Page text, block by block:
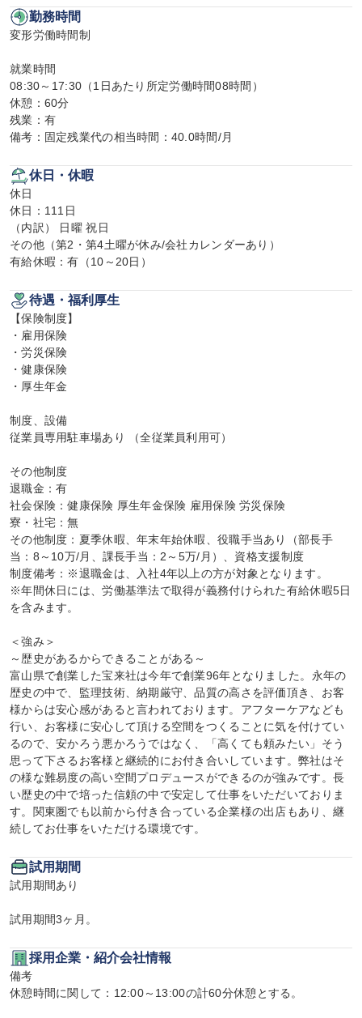
勤務時間
変形労働時間制
就業時間
08:30～17:30（1日あたり所定労働時間08時間）
休憩：60分
残業：有
備考：固定残業代の相当時間：40.0時間/月
休日・休暇
休日
休日：111日
（内訳） 日曜 祝日
その他（第2・第4土曜が休み/会社カレンダーあり）
有給休暇：有（10～20日）
待遇・福利厚生
【保険制度】
・雇用保険
・労災保険
・健康保険
・厚生年金
制度、設備
従業員専用駐車場あり （全従業員利用可）
その他制度
退職金：有
社会保険：健康保険 厚生年金保険 雇用保険 労災保険
寮・社宅：無
その他制度：夏季休暇、年末年始休暇、役職手当あり（部長手
当：8～10万/月、課長手当：2～5万/月）、資格支援制度
制度備考：※退職金は、入社4年以上の方が対象となります。
※年間休日には、労働基準法で取得が義務付けられた有給休暇5日
を含みます。
＜強み＞
～歴史があるからできることがある～
富山県で創業した宝来社は今年で創業96年となりました。永年の
歴史の中で、監理技術、納期厳守、品質の高さを評価頂き、お客
様からは安心感があると言われております。アフターケアなども
行い、お客様に安心して頂ける空間をつくることに気を付けてい
るので、安かろう悪かろうではなく、「高くても頼みたい」そう
思って下さるお客様と継続的にお付き合いしています。弊社はそ
の様な難易度の高い空間プロデュースができるのが強みです。長
い歴史の中で培った信頼の中で安定して仕事をいただいておりま
す。関東圏でも以前から付き合っている企業様の出店もあり、継
続してお仕事をいただける環境です。
試用期間
試用期間あり
試用期間3ヶ月。
採用企業・紹介会社情報
備考
休憩時間に関して：12:00～13:00の計60分休憩とする。